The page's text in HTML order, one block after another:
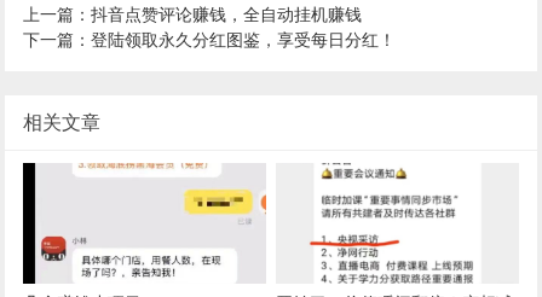
上一篇：抖音点赞评论赚钱，全自动挂机赚钱
下一篇：登陆领取永久分红图鉴，享受每日分红！
相关文章